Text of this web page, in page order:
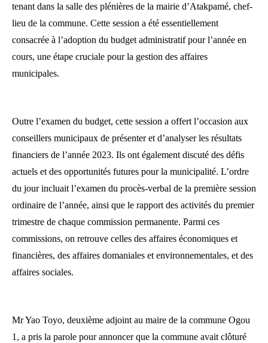
tenant dans la salle des plénières de la mairie d’Atakpamé, chef-
lieu de la commune. Cette session a été essentiellement
consacrée à l’adoption du budget administratif pour l’année en
cours, une étape cruciale pour la gestion des affaires
municipales.
Outre l’examen du budget, cette session a offert l’occasion aux
conseillers municipaux de présenter et d’analyser les résultats
financiers de l’année 2023. Ils ont également discuté des défis
actuels et des opportunités futures pour la municipalité. L’ordre
du jour incluait l’examen du procès-verbal de la première session
ordinaire de l’année, ainsi que le rapport des activités du premier
trimestre de chaque commission permanente. Parmi ces
commissions, on retrouve celles des affaires économiques et
financières, des affaires domaniales et environnementales, et des
affaires sociales.
Mr Yao Toyo, deuxième adjoint au maire de la commune Ogou
1, a pris la parole pour annoncer que la commune avait clôturé